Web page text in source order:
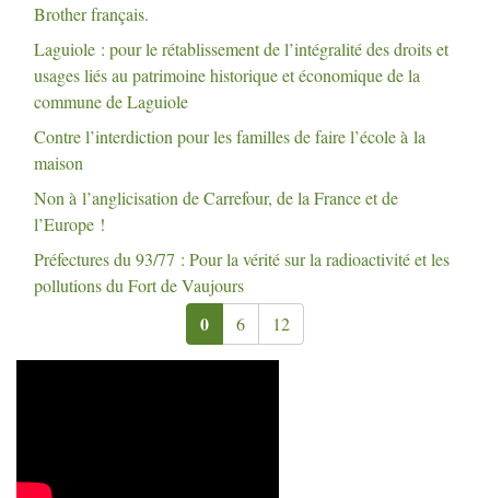
Brother français.
Laguiole : pour le rétablissement de l’intégralité des droits et
usages liés au patrimoine historique et économique de la
commune de Laguiole
Contre l’interdiction pour les familles de faire l’école à la
maison
Non à l’anglicisation de Carrefour, de la France et de
l’Europe !
Préfectures du 93/77 : Pour la vérité sur la radioactivité et les
pollutions du Fort de Vaujours
0 6 12